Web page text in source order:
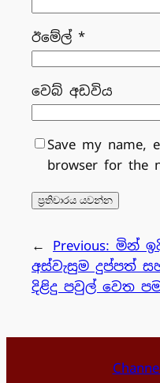
ඊමේල් *
වෙබ් අඩවිය
Save my name,
browser for the
← Previous: මින්
අස්වැසුම දුප්පත්
දිළිදු පවුල් වෙත